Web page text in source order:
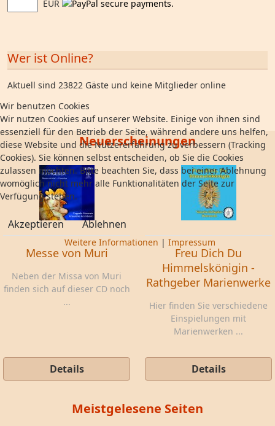
EUR
Wer ist Online?
Aktuell sind 23822 Gäste und keine Mitglieder online
Neuerscheinungen
Messe von Muri
Neben der Missa von Muri
finden sich auf dieser CD noch
...
Details
Freu Dich Du
Himmelskönigin -
Rathgeber Marienwerke
Hier finden Sie verschiedene
Einspielungen mit
Marienwerken ...
Details
Meistgelesene Seiten
Wir benutzen Cookies
Wir nutzen Cookies auf unserer Website. Einige von ihnen sind
essenziell für den Betrieb der Seite, während andere uns helfen,
diese Website und die Nutzererfahrung zu verbessern (Tracking
Cookies). Sie können selbst entscheiden, ob Sie die Cookies
zulassen möchten. Bitte beachten Sie, dass bei einer Ablehnung
womöglich nicht mehr alle Funktionalitäten der Seite zur
Verfügung stehen.
Akzeptieren Ablehnen
Weitere Informationen | Impressum